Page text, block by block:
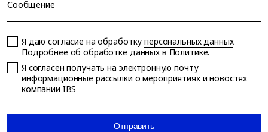
Сообщение
Я даю согласие на обработкуперсональных данных.
Подробнее об обработке данных в Политике.
Я согласен получать на электронную почту
информационные рассылки о мероприятиях и новостях
компании IBS
Отправить